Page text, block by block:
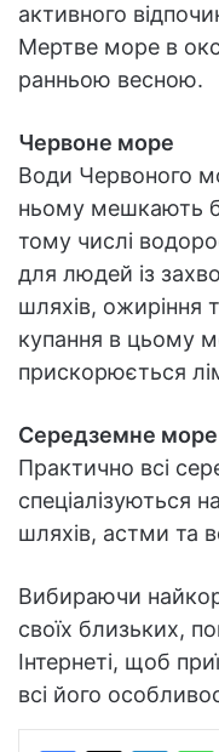
активного
Мертве море в
ранньою весною.
Червоне море
Води Червоного
ньому мешкають
тому числі
для людей із
шляхів, ожиріння
купання в цьому
прискорюється
Середземне море
Практично всі
спеціалізуються
шляхів, астми та
Вибираючи
своїх близьких,
Інтернеті, щоб
всі його